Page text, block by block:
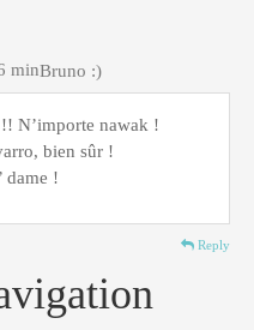
Bruno :)
min
N’importe nawak !
bien sûr !
dame !
Reply